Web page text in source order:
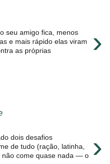
›
seu amigo fica, menos
e mais rápido elas viram
as próprias
›
dois desafios
de tudo (ração, latinha,
não come quase nada — o